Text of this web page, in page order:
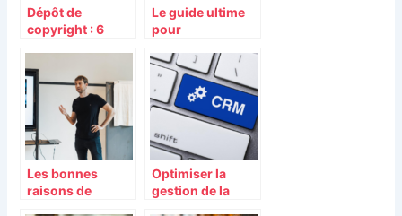
Dépôt de
copyright : 6
Le guide ultime
pour
concept
d’employé du
mois
Les bonnes
raisons de
Optimiser la
gestion de la